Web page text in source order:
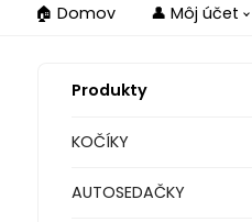
🏠 Domov 👤 Môj účet
Produkty
KOČÍKY
AUTOSEDAČKY